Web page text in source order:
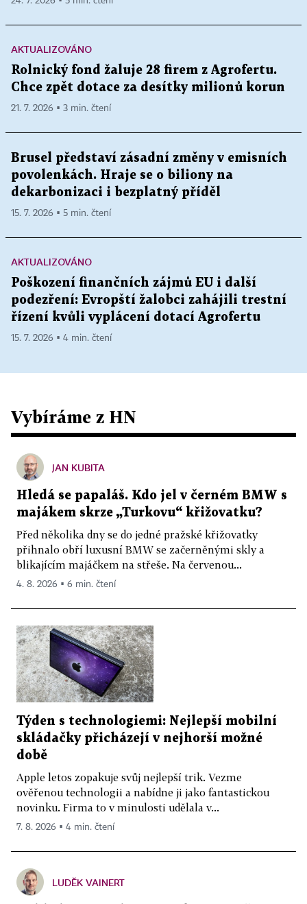
AKTUALIZOVÁNO
Rolnický fond žaluje 28 firem z Agrofertu.
Chce zpět dotace za desítky milionů korun
21. 7. 2026 ▪ 3 min. čtení
Brusel představí zásadní změny v emisních
povolenkách. Hraje se o biliony na
dekarbonizaci i bezplatný příděl
15. 7. 2026 ▪ 5 min. čtení
AKTUALIZOVÁNO
Poškození finančních zájmů EU i další
podezření: Evropští žalobci zahájili trestní
řízení kvůli vyplácení dotací Agrofertu
15. 7. 2026 ▪ 4 min. čtení
Vybíráme z HN
JAN KUBITA
Hledá se papaláš. Kdo jel v černém BMW s
majákem skrze „Turkovu“ křižovatku?
Před několika dny se do jedné pražské křižovatky
přihnalo obří luxusní BMW se začerněnými skly a
blikajícím majáčkem na střeše. Na červenou...
4. 8. 2026 ▪ 6 min. čtení
Týden s technologiemi: Nejlepší mobilní
skládačky přicházejí v nejhorší možné
době
Apple letos zopakuje svůj nejlepší trik. Vezme
ověřenou technologii a nabídne ji jako fantastickou
novinku. Firma to v minulosti udělala v...
7. 8. 2026 ▪ 4 min. čtení
LUDĚK VAINERT